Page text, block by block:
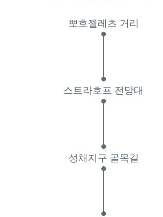
뽀호젤레츠 거리
스트라호프 전망대
성채지구 골목길